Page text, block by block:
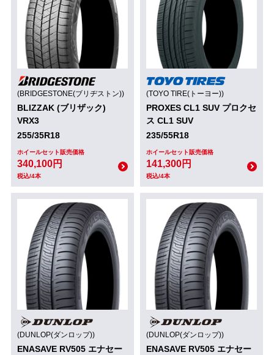
(BRIDGESTONE(ブリヂストン))
BLIZZAK (ブリザック)
VRX3
255/35R18
ホイールセット販売価格
340,100円
税込/4本
(TOYO TIRE(トーヨー))
PROXES CL1 SUV プロクセ
ス CL1 SUV
235/55R18
ホイールセット販売価格
141,300円
税込/4本
(DUNLOP(ダンロップ))
ENASAVE RV505 エナセー
(DUNLOP(ダンロップ))
ENASAVE RV505 エナセー